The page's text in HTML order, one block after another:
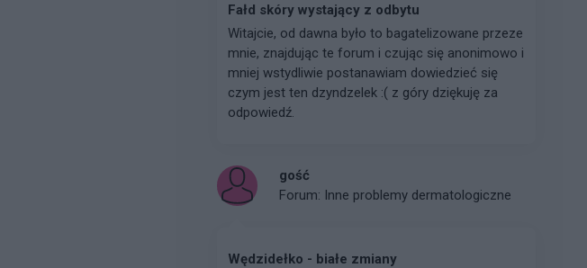
Fałd skóry wystający z odbytu
Witajcie, od dawna było to bagatelizowane przeze
mnie, znajdując te forum i czując się anonimowo i
mniej wstydliwie postanawiam dowiedzieć się
czym jest ten dzyndzelek :( z góry dziękuję za
odpowiedź.
gość
Forum: Inne problemy dermatologiczne
Wędzidełko - białe zmiany